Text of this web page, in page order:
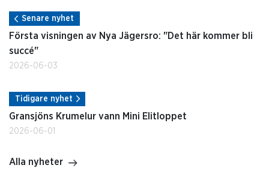
Senare nyhet
Första visningen av Nya Jägersro: "Det här kommer bli
succé"
2026-06-03
Tidigare nyhet
Gransjöns Krumelur vann Mini Elitloppet
2026-06-01
Alla nyheter